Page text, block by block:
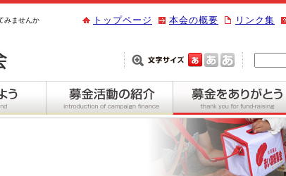
みませんか リンク集
本会の概要
トップページ